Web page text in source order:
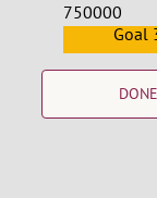
750000
559159Goal
DONE